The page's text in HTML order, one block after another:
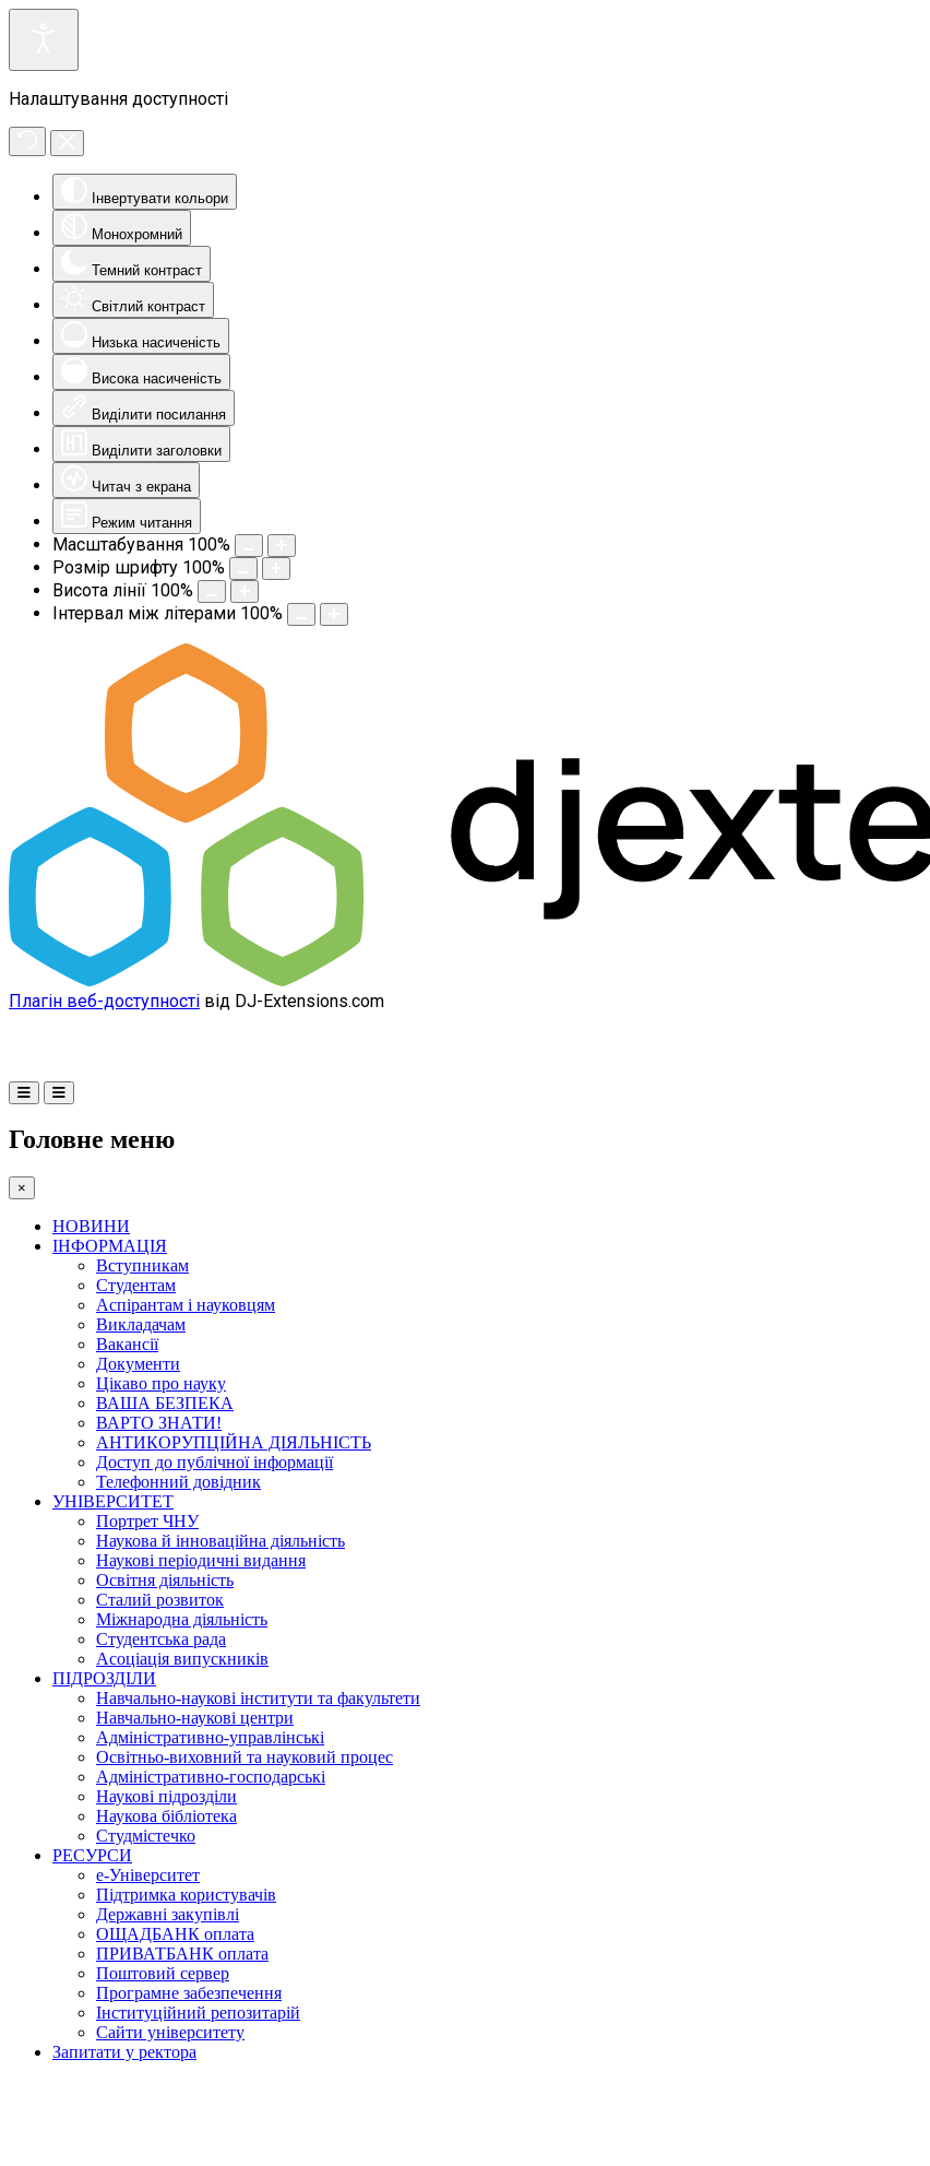
Налаштування доступності
Інвертувати кольори
Монохромний
Темний контраст
Світлий контраст
Низька насиченість
Висока насиченість
Виділити посилання
Виділити заголовки
Читач з екрана
Режим читання
Масштабування 100%
Розмір шрифту 100%
Висота лінії 100%
Інтервал між літерами 100%
Плагін веб-доступності від DJ-Extensions.com
Головне меню
×
НОВИНИ
ІНФОРМАЦІЯ
Вступникам
Студентам
Аспірантам і науковцям
Викладачам
Вакансії
Документи
Цікаво про науку
ВАША БЕЗПЕКА
ВАРТО ЗНАТИ!
АНТИКОРУПЦІЙНА ДІЯЛЬНІСТЬ
Доступ до публічної інформації
Телефонний довідник
УНІВЕРСИТЕТ
Портрет ЧНУ
Наукова й інноваційна діяльність
Наукові періодичні видання
Освітня діяльність
Сталий розвиток
Міжнародна діяльність
Студентська рада
Асоціація випускників
ПІДРОЗДІЛИ
Навчально-наукові інститути та факультети
Навчально-наукові центри
Адміністративно-управлінські
Освітньо-виховний та науковий процес
Адміністративно-господарські
Наукові підрозділи
Наукова бібліотека
Студмістечко
РЕСУРСИ
е-Університет
Підтримка користувачів
Державні закупівлі
ОЩАДБАНК оплата
ПРИВАТБАНК оплата
Поштовий сервер
Програмне забезпечення
Інституційний репозитарій
Сайти університету
Запитати у ректора